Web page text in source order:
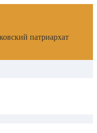
патриархат